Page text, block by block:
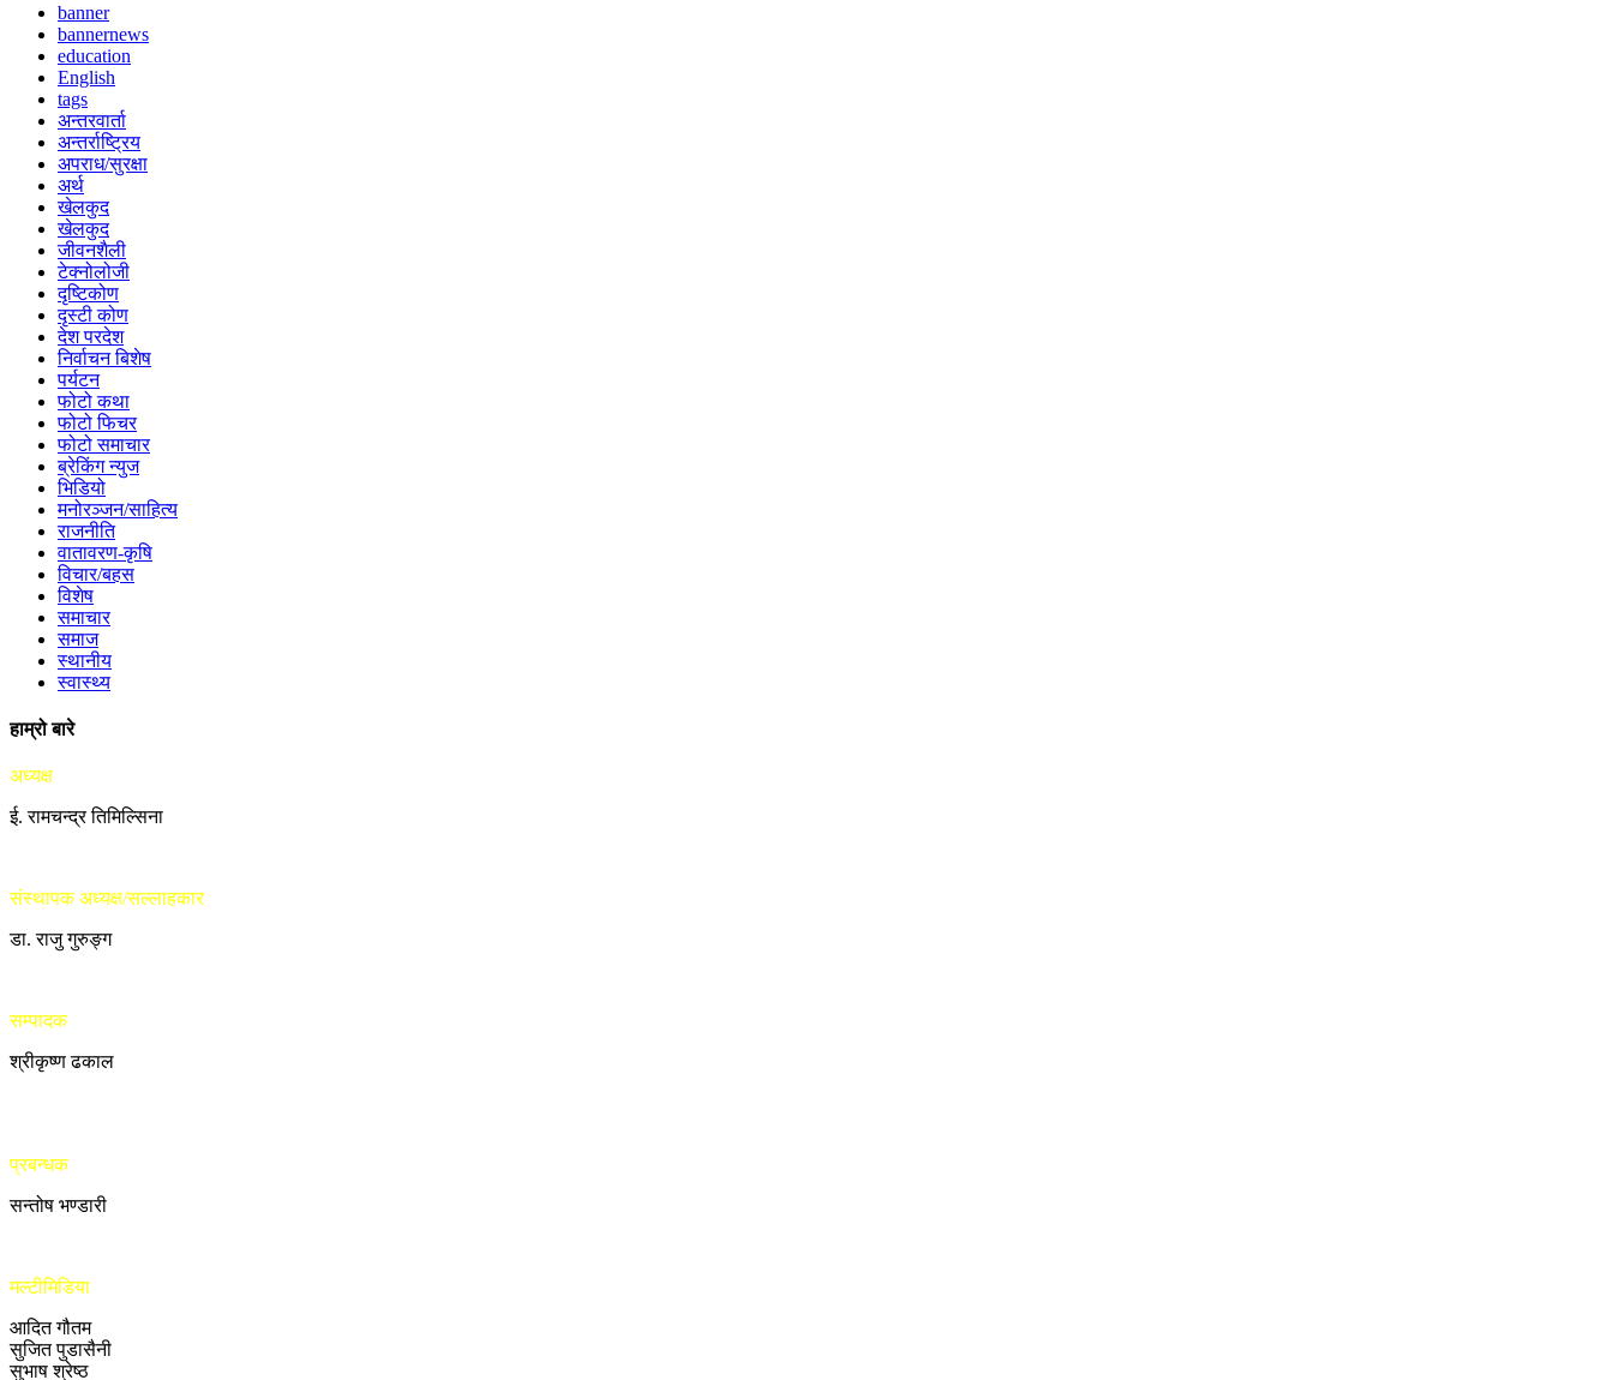
banner
bannernews
education
English
tags
अन्तरवार्ता
अन्तर्राष्ट्रिय
अपराध/सुरक्षा
अर्थ
खेलकुद
खेलकुद
जीवनशैली
टेक्नोलोजी
दृष्टिकोण
दृस्टी कोण
देश परदेश
निर्वाचन बिशेष
पर्यटन
फोटो कथा
फोटो फिचर
फोटो समाचार
ब्रेकिंग न्युज
भिडियो
मनोरञ्जन/साहित्य
राजनीति
वातावरण-कृषि
विचार/बहस
विशेष
समाचार
समाज
स्थानीय
स्वास्थ्य
हाम्रो बारे
अध्यक्ष
ई. रामचन्द्र तिमिल्सिना
संस्थापक अध्यक्ष/सल्लाहकार
डा. राजु गुरुङ्ग
सम्पादक
श्रीकृष्ण ढकाल
प्रबन्धक
सन्तोष भण्डारी
मल्टीमिडिया
आदित गौतम
सुजित पुडासैनी
सुभाष श्रेष्ठ